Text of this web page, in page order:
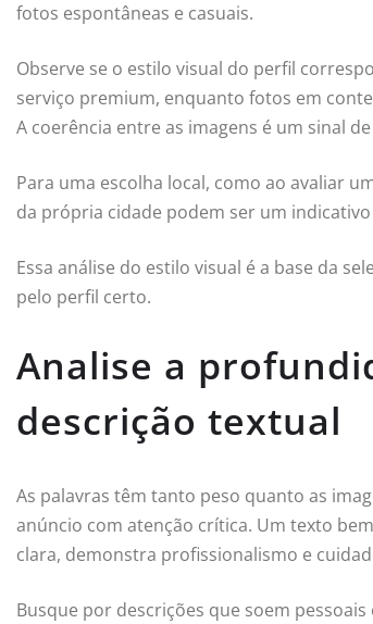
fotos espontâneas e casuais.
Observe se o estilo visual do perfil
serviço premium, enquanto fotos em
A coerência entre as imagens é um sinal
Para uma escolha local, como ao avaliar
da própria cidade podem ser um
Essa análise do estilo visual é a base da
pelo perfil certo.
Analise a
descrição textual
As palavras têm tanto peso quanto as
anúncio com atenção crítica. Um texto
clara, demonstra profissionalismo e
Busque por descrições que soem